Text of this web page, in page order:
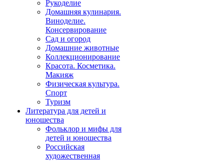
Рукоделие
Домашняя кулинария.
Виноделие.
Консервирование
Сад и огород
Домашние животные
Коллекционирование
Красота. Косметика.
Макияж
Физическая культура.
Спорт
Туризм
Литература для детей и
юношества
Фольклор и мифы для
детей и юношества
Российская
художественная